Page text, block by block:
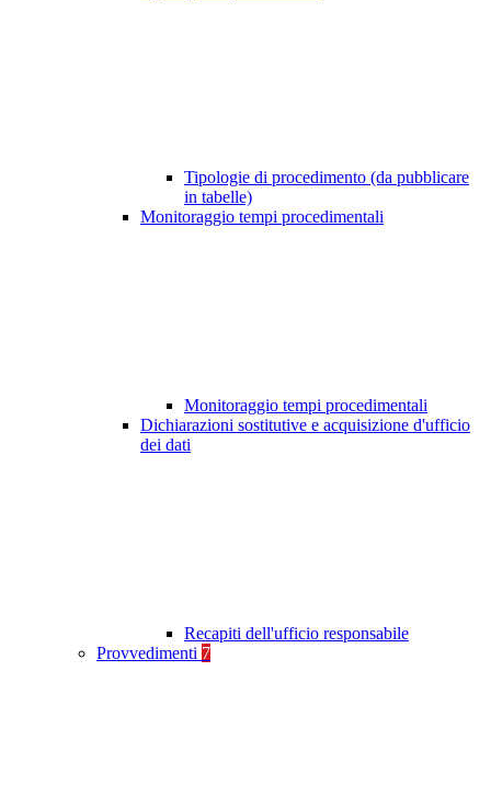
Tipologie di procedimento (da pubblicare
in tabelle)
Monitoraggio tempi procedimentali
Monitoraggio tempi procedimentali
Dichiarazioni sostitutive e acquisizione d'ufficio
dei dati
Recapiti dell'ufficio responsabile
Provvedimenti 7